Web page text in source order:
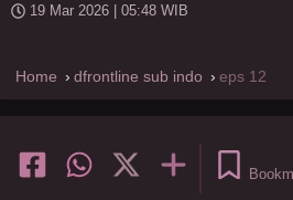
19 Mar 2026 | 05:48 WIB
Home dfrontline sub indo eps 12